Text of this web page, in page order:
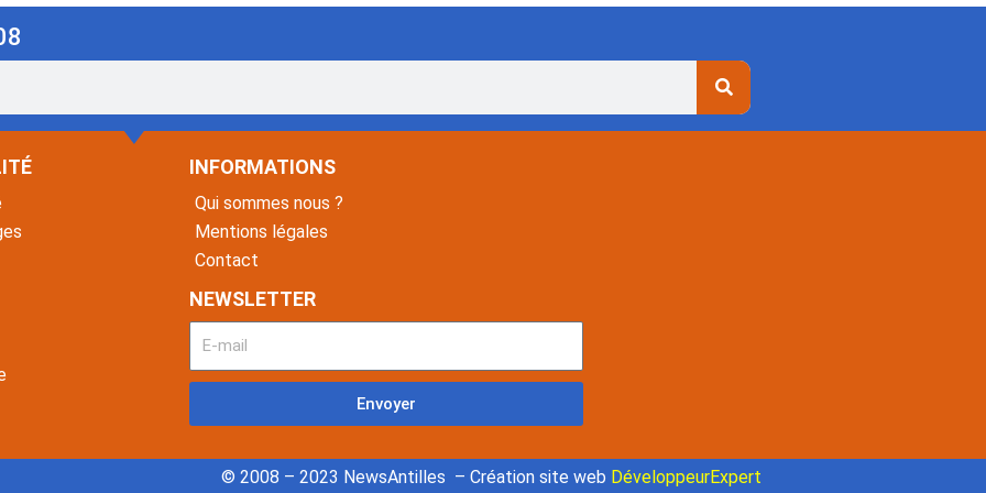
INFORMATIONS
Qui sommes nous ?
Mentions légales
Contact
NEWSLETTER
Envoyer
© 2008 – 2023 NewsAntilles – Création site web DéveloppeurExpert